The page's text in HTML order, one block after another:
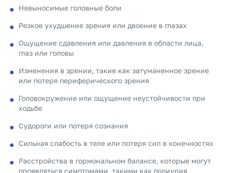
Невыносимые головные боли
Резкое ухудшение зрения или двоение в глазах
Ощущение сдавления или давления в области лица,
глаз или головы
Изменения в зрении, такие как затуманенное зрение
или потеря периферического зрения
Головокружение или ощущение неустойчивости при
ходьбе
Судороги или потеря сознания
Сильная слабость в теле или потеря сил в конечностях
Расстройства в гормональном балансе, которые могут
проявляться симптомами, такими как полиурия